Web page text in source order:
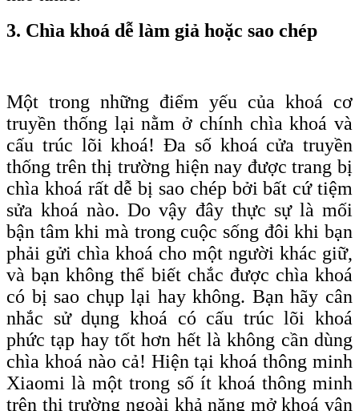
3. Chìa khoá dễ làm giả hoặc sao chép
Một trong những điểm yếu của khoá cơ
truyền thống lại nằm ở chính chìa khoá và
cấu trúc lõi khoá! Đa số khoá cửa truyền
thống trên thị trường hiện nay được trang bị
chìa khoá rất dễ bị sao chép bởi bất cứ tiệm
sửa khoá nào. Do vậy đây thực sự là mối
bận tâm khi mà trong cuộc sống đôi khi bạn
phải gửi chìa khoá cho một người khác giữ,
và bạn không thể biết chắc được chìa khoá
có bị sao chụp lại hay không. Bạn hãy cân
nhắc sử dụng khoá có cấu trúc lõi khoá
phức tạp hay tốt hơn hết là không cần dùng
chìa khoá nào cả! Hiện tại khoá thông minh
Xiaomi là một trong số ít khoá thông minh
trên thị trường ngoài khả năng mở khoá vân